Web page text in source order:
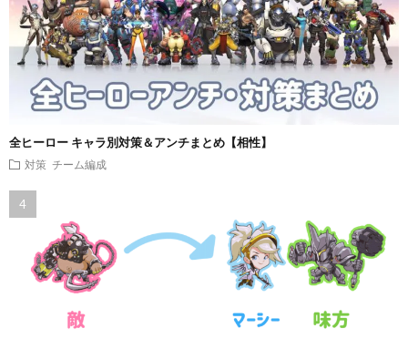
全ヒーロー キャラ別対策＆アンチまとめ【相性】
対策 チーム編成